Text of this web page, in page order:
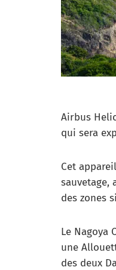
Airbus
qui sera
Cet
sauvetage,
des zones
Le Nagoya
une
des deux